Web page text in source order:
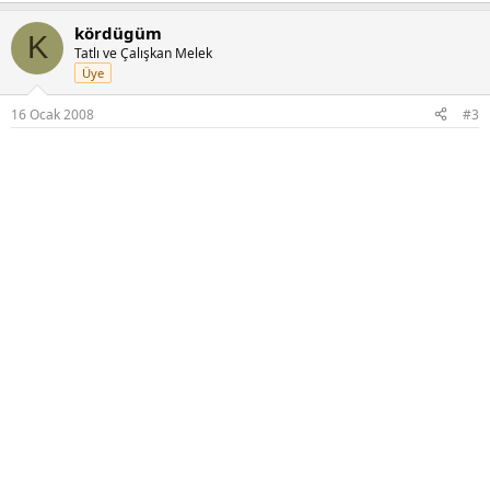
K kördügüm
Tatlı ve Çalışkan Melek
Üye
16 Ocak 2008 #3